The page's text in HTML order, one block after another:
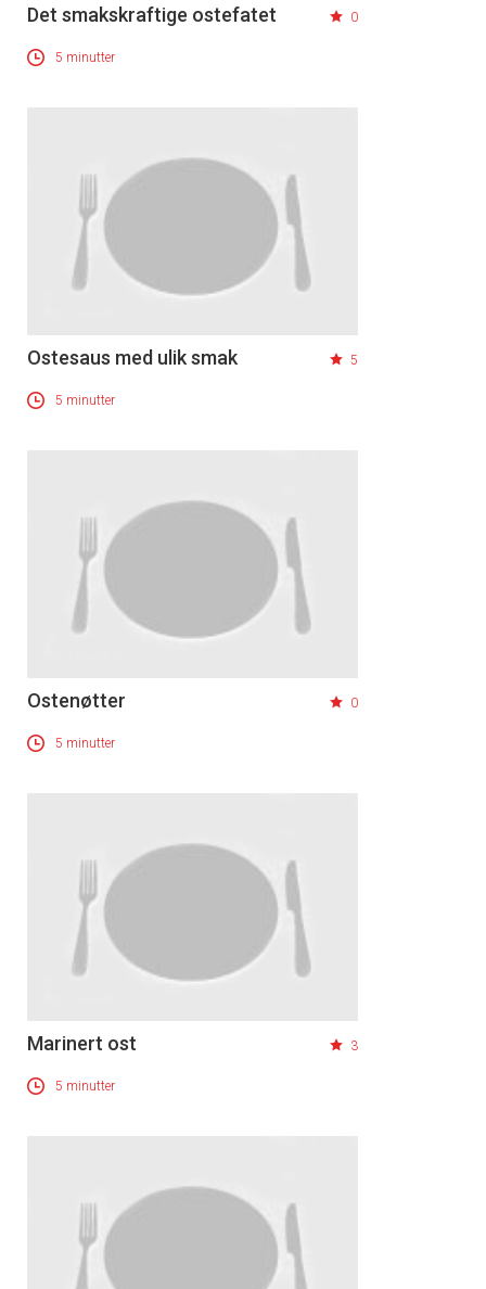
Det smakskraftige ostefatet 0
5 minutter
Ostesaus med ulik smak 5
5 minutter
Ostenøtter 0
5 minutter
Marinert ost 3
5 minutter